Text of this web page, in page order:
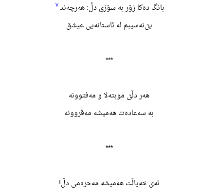
بانگ دەکا زۆر به سۆزی دڵ: هەرچەند٧
بێ‌نەسیبم له ئاستانەیی عیشق
***
هەر دڵێ موبتەلا و مەفتوونە
به سەعادەت هەمیشه مەقروونە
***
ئەی خەیاڵت هەمیشه مەحرەمی دڵ!